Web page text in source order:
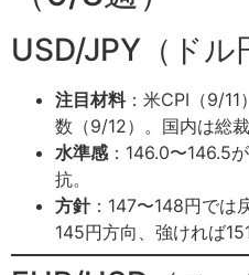
USD/JPY（ドル
注目材料：米CPI（9/11
数（9/12）。国内は総裁
水準感 ：146.0〜146.5
抗。
方針：147〜148円では
145円方向、強ければ